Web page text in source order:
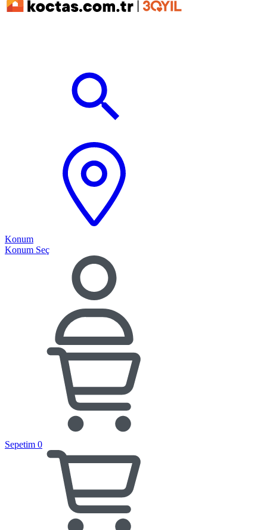
Konum
Konum Seç
Sepetim 0